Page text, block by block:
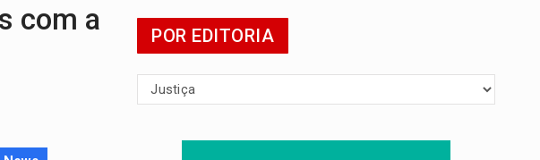
com a
POR EDITORIA